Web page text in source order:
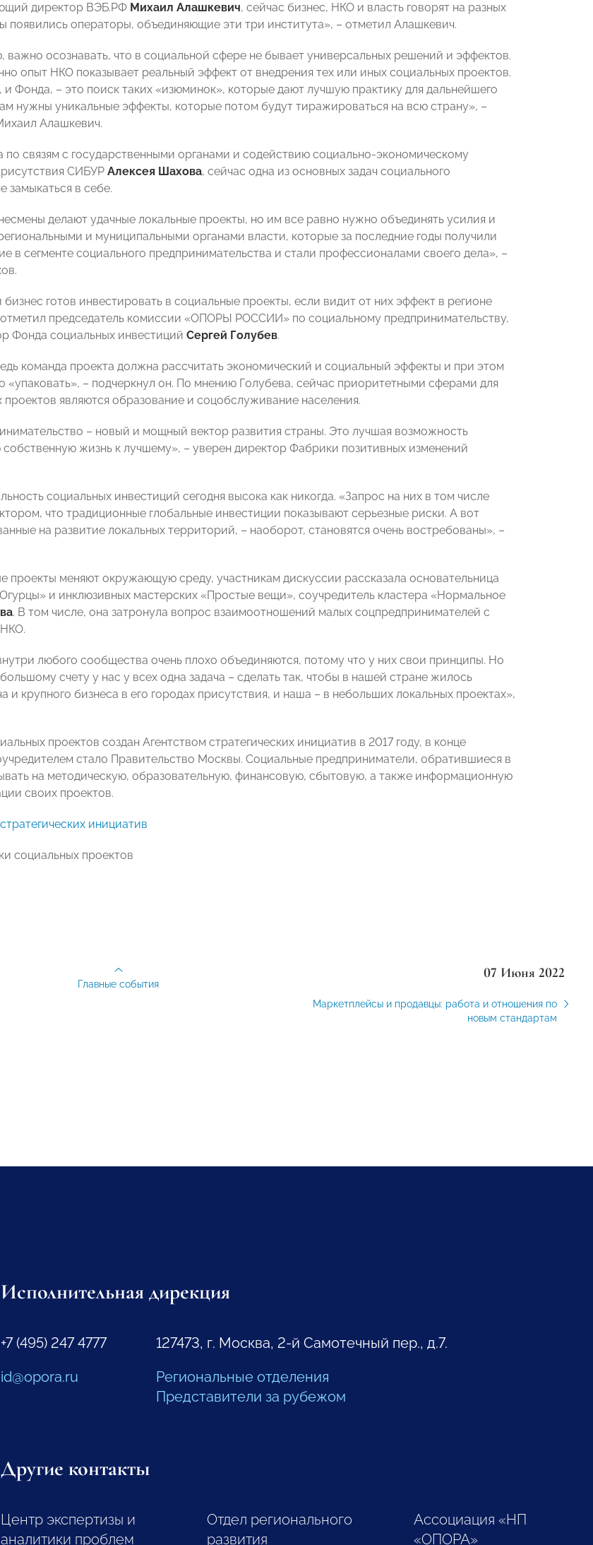
директор ВЭБ.РФ Михаил Алашкевич, сейчас бизнес, НКО и власть говорят на разных
появились операторы, объединяющие эти три института», – отметил Алашкевич.
важно осознавать, что в социальной сфере не бывает универсальных решений и эффектов.
опыт НКО показывает реальный эффект от внедрения тех или иных социальных проектов.
Фонда, – это поиск таких «изюминок», которые дают лучшую практику для дальнейшего
нужны уникальные эффекты, которые потом будут тиражироваться на всю страну», –
Алашкевич.
по связям с государственными органами и содействию социально-экономическому
СИБУР Алексея Шахова, сейчас одна из основных задач социального
замыкаться в себе.
делают удачные локальные проекты, но им все равно нужно объединять усилия и
и муниципальными органами власти, которые за последние годы получили
в сегменте социального предпринимательства и стали профессионалами своего дела», –
готов инвестировать в социальные проекты, если видит от них эффект в регионе
отметил председатель комиссии «ОПОРЫ РОССИИ» по социальному предпринимательству,
Фонда социальных инвестиций Сергей Голубев.
команда проекта должна рассчитать экономический и социальный эффекты и при этом
«упаковать», – подчеркнул он. По мнению Голубева, сейчас приоритетными сферами для
проектов являются образование и соцобслуживание населения.
– новый и мощный вектор развития страны. Это лучшая возможность
жизнь к лучшему», – уверен директор Фабрики позитивных изменений
социальных инвестиций сегодня высока как никогда. «Запрос на них в том числе
что традиционные глобальные инвестиции показывают серьезные риски. А вот
на развитие локальных территорий, – наоборот, становятся очень востребованы», –
проекты меняют окружающую среду, участникам дискуссии рассказала основательница
и инклюзивных мастерских «Простые вещи», соучредитель кластера «Нормальное
. В том числе, она затронула вопрос взаимоотношений малых соцпредпринимателей с
любого сообщества очень плохо объединяются, потому что у них свои принципы. Но
счету у нас у всех одна задача – сделать так, чтобы в нашей стране жилось
и крупного бизнеса в его городах присутствия, и наша – в небольших локальных проектах»,
проектов создан Агентством стратегических инициатив в 2017 году, в конце
стало Правительство Москвы. Социальные предприниматели, обратившиеся в
на методическую, образовательную, финансовую, сбытовую, а также информационную
своих проектов.
инициатив
социальных проектов
07 Июня 2022
Маркетплейсы и продавцы: работа и отношения по
новым стандартам
Главные события
Исполнительная дирекция
+7 (495) 247 4777
id@opora.ru
127473, г. Москва, 2-й Самотечный пер., д.7.
Региональные отделения
Представители за рубежом
Другие контакты
Центр экспертизы и
аналитики проблем
Отдел регионального
развития
Ассоциация «НП
«ОПОРА»